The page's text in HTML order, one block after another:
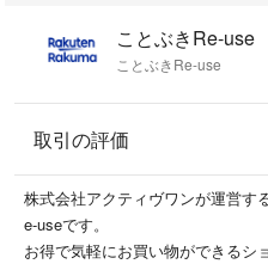
ことぶきRe-
ことぶきRe-use
取引の評価
株式会社アクティヴワンが運営す
e-useです。
お得で気軽にお買い物ができる